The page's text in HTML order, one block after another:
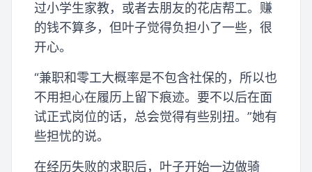
过小学生家教，或者去朋友的花店帮工。赚
的钱不算多，但叶子觉得负担小了一些，很
开心。
“兼职和零工大概率是不包含社保的，所以也
不用担心在履历上留下痕迹。要不以后在面
试正式岗位的话，总会觉得有些别扭。”她有
些担忧的说。
在经历失败的求职后，叶子开始一边做骑